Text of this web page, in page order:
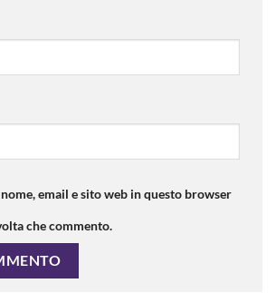
email e sito web in questo browser
che commento.